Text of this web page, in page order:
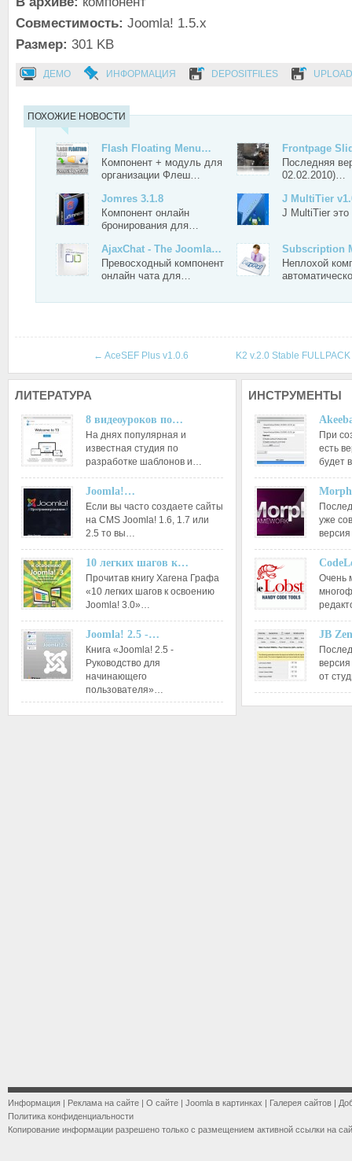
Совместимость: Joomla! 1.5.x
Размер: 301 KB
ДЕМО ИНФОРМАЦИЯ DEPOSITFILES
ПОХОЖИЕ НОВОСТИ
Flash Floating Menu…
Компонент + модуль для
организации Флеш…
Frontpage
Последняя
02.02.2010)…
Jomres 3.1.8
Компонент онлайн
бронирования для…
J MultiTier
J MultiTier
AjaxChat - The Joomla…
Превосходный компонент
онлайн чата для…
Subscription
Неплохой
← AceSEF Plus v1.0.6 K2 v.2.0 Stable
ЛИТЕРАТУРА
8 видеоуроков по…
На днях популярная и
известная студия по
разработке шаблонов и…
Joomla!…
Если вы часто создаете сайты
на CMS Joomla! 1.6, 1.7 или
2.5 то вы…
10 легких шагов к…
Прочитав книгу Хагена Графа
«10 легких шагов к освоению
Joomla! 3.0»…
Joomla! 2.5 -…
Книга «Joomla! 2.5 -
Руководство для
начинающего
пользователя»…
ИНСТРУМЕНТЫ
При
есть
будет
уже
Очень
JB
от
Информация | Реклама на сайте | О сайте | Joomla в картинках | Галерея сайтов |
Политика конфиденциальности
Копирование информации разрешено только с размещением активной ссылки на